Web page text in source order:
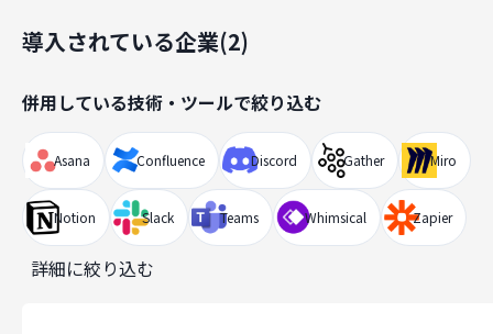
導入されている企業(2)
併用している技術・ツールで絞り込む
Asana Confluence Discord Gather Miro
Notion Slack Teams Whimsical Zapier
詳細に絞り込む